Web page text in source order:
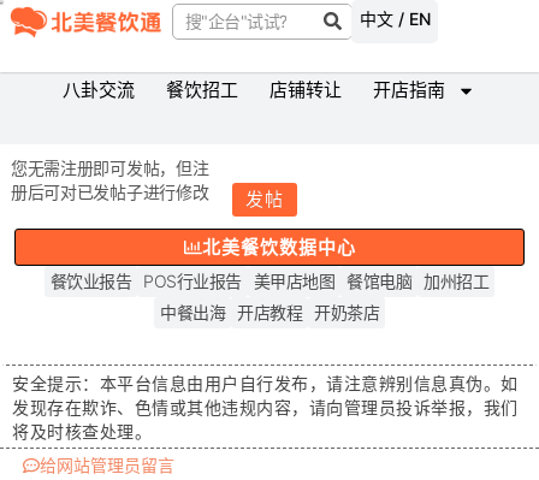
中文 / EN
八卦交流 餐饮招工 店铺转让 开店指南
您无需注册即可发帖，但注
册后可对已发帖子进行修改
发帖
北美餐饮数据中心
餐饮业报告 POS行业报告 美甲店地图 餐馆电脑
加州招工
中餐出海 开店教程 开奶茶店
安全提示： 本平台信息由用户自行发布，请注意辨别信息真伪。如
发现存在欺诈、色情或其他违规内容，请向管理员投诉举报，我们
将及时核查处理。
给网站管理员留言